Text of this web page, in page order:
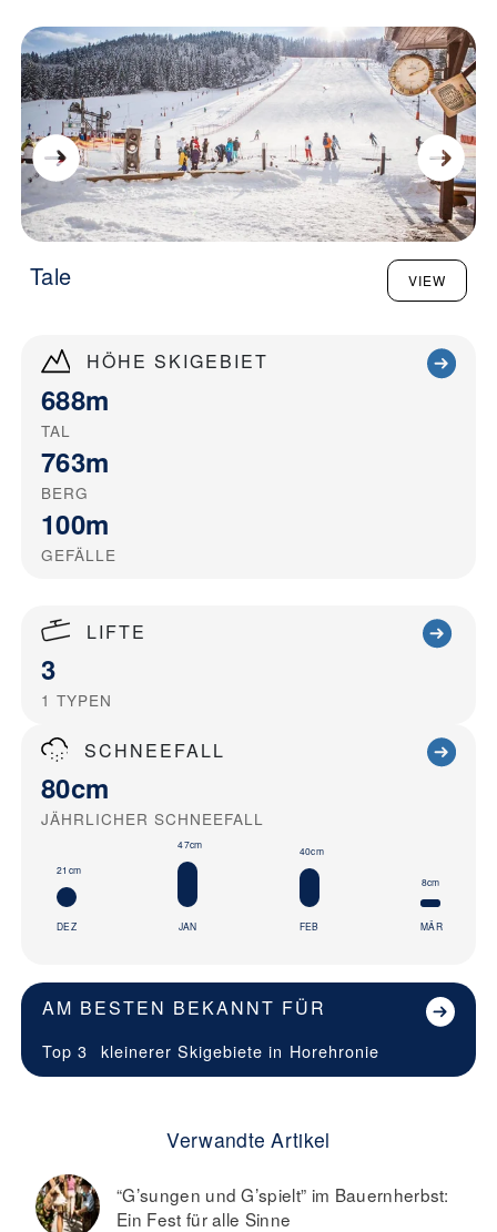
HÖHE SKIGEBIET
688m
TAL
763m
BERG
100m
GEFÄLLE
LIFTE
3
1 TYPEN
SCHNEEFALL
80cm
JÄHRLICHER SCHNEEFALL
21cm
DEZ
47cm
JAN
40cm
FEB
8cm
MÄR
AM BESTEN BEKANNT FÜR
Top 3 kleinerer Skigebiete in Horehronie
Verwandte Artikel
“G’sungen und G’spielt” im Bauernherbst:
Ein Fest für alle Sinne
Tale VIEW